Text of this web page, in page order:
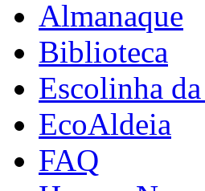
Almanaque
Biblioteca
Escolinha
EcoAldeia
FAQ